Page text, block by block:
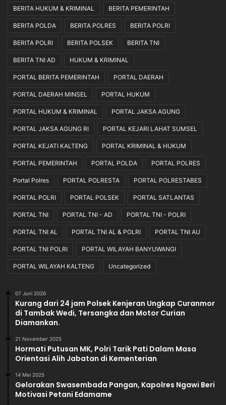
BERITA HUKUM & KRIMINAL BERITA PEMERINTAH
BERITA POLDA BERITA POLRES BERITA POLRI
BERITA POLRI BERITA POLSEK BERITA TNI
BERITA TNI AD HUKUM & KRIMINAL
PORTAL BERITA PEMERINTAH PORTAL DAERAH
PORTAL DAERAH MINSEL PORTAL HUKUM
PORTAL HUKUM & KRIMINAL PORTAL JAKSA AGUNG
PORTAL JAKSA AGUNG RI PORTAL KEJARI LAHAT SUMSEL
PORTAL KEJATI KALTENG PORTAL KRIMINAL & HUKUM
PORTAL PEMERINTAH PORTAL POLDA PORTAL POLRES
Portal Polres PORTAL POLRESTA PORTAL POLRESTABES
PORTAL POLRI PORTAL POLSEK PORTAL SATLANTAS
PORTAL TNI PORTAL TNI - AD PORTAL TNI - POLRI
PORTAL TNI AL PORTAL TNI AL & POLRI PORTAL TNI AU
PORTAL TNI POLRI PORTAL WILAYAH BANYUWANGI
PORTAL WILAYAH KALTENG Uncategorized
07 Juni 2026
Kurang dari 24 jam Polsek Kenjeran Ungkap Curanmor
di Tambak Wedi, Tersangka dan Motor Curian
Diamankan.
21 November 2025
Hormati Putusan MK, Polri Tarik Pati Dalam Masa
Orientasi Alih Jabatan di Kementerian
14 Mei 2025
Gelorakan Swasembada Pangan, Kapolres Ngawi Beri
Motivasi Petani Edamame